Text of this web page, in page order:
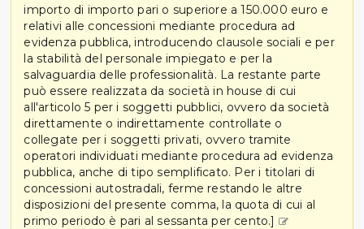
importo di importo pari o superiore a 150.000 euro e
relativi alle concessioni mediante procedura ad
evidenza pubblica, introducendo clausole sociali e per
la stabilità del personale impiegato e per la
salvaguardia delle professionalità. La restante parte
può essere realizzata da società in house di cui
all'articolo 5 per i soggetti pubblici, ovvero da società
direttamente o indirettamente controllate o
collegate per i soggetti privati, ovvero tramite
operatori individuati mediante procedura ad evidenza
pubblica, anche di tipo semplificato. Per i titolari di
concessioni autostradali, ferme restando le altre
disposizioni del presente comma, la quota di cui al
primo periodo è pari al sessanta per cento.]